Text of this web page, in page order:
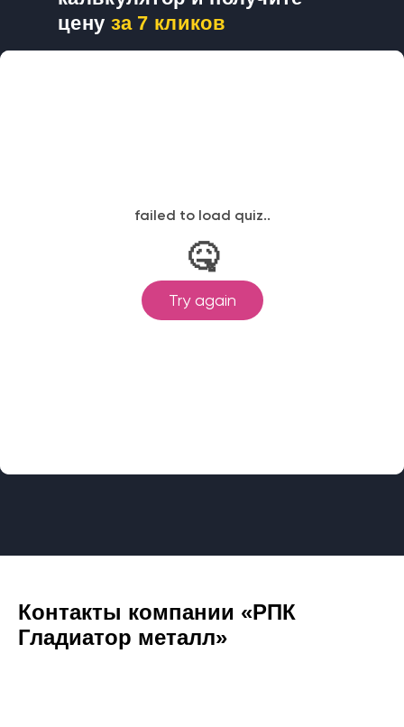
цену за 7 кликов
Контакты компании «РПК
Гладиатор металл»